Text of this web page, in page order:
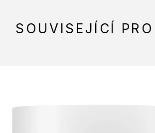
SOUVISEJÍCÍ